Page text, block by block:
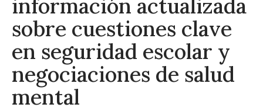
información actualizada
sobre cuestiones clave
en seguridad escolar y
negociaciones de salud
mental